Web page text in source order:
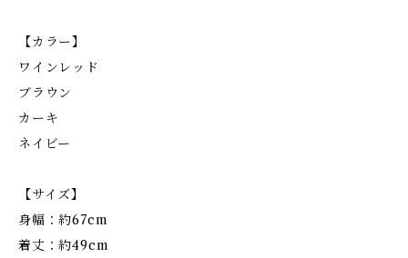
【カラー】
ワインレッド
ブラウン
カーキ
ネイビー
【サイズ】
身幅：約67cm
着丈：約49cm